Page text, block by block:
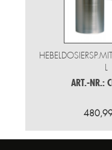
L
ART.-NR.: